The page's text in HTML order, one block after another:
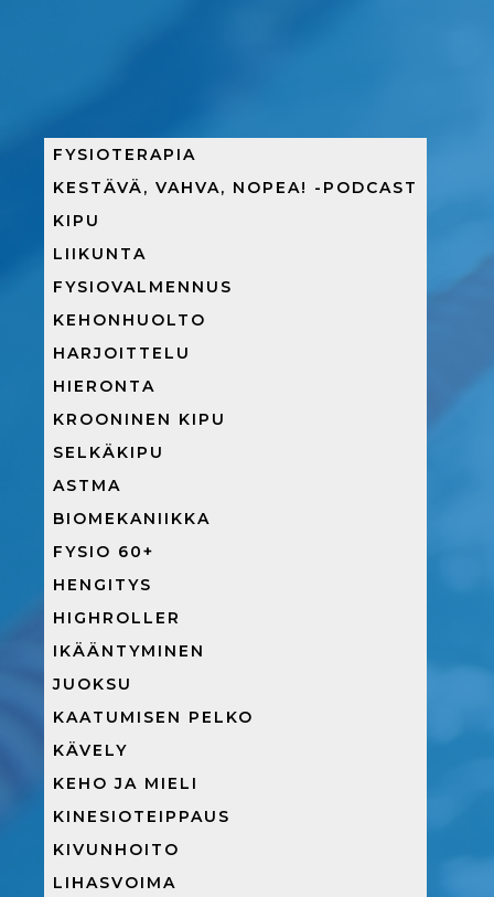
FYSIOTERAPIA
KESTÄVÄ, VAHVA, NOPEA! -PODCAST
KIPU
LIIKUNTA
FYSIOVALMENNUS
KEHONHUOLTO
HARJOITTELU
HIERONTA
KROONINEN KIPU
SELKÄKIPU
ASTMA
BIOMEKANIIKKA
FYSIO 60+
HENGITYS
HIGHROLLER
IKÄÄNTYMINEN
JUOKSU
KAATUMISEN PELKO
KÄVELY
KEHO JA MIELI
KINESIOTEIPPAUS
KIVUNHOITO
LIHASVOIMA